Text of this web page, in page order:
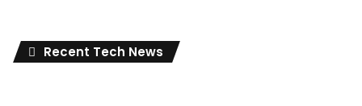
Recent Tech News